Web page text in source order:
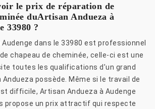
le prix de réparation de
duArtisan Andueza à
33980 ?
dans le 33980 est professionnel
chapeau de cheminée, celle-ci est une
toutes les qualifications d’un grand
possède. Même si le travail de
difficile, Artisan Andueza à Audenge
propose un prix attractif qui respecte